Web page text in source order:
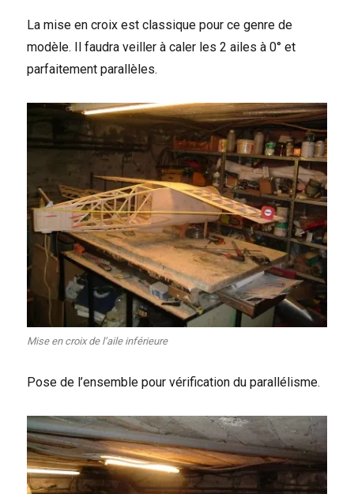
La mise en croix est classique pour ce genre de
modèle. Il faudra veiller à caler les 2 ailes à 0° et
parfaitement parallèles.
Mise en croix de l’aile inférieure
Pose de l’ensemble pour vérification du parallélisme.